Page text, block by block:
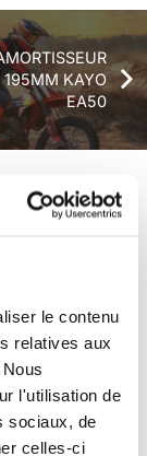
le contenu
relatives aux
l'utilisation de
sociaux, de
celles-ci
195MM KAYO
EA50